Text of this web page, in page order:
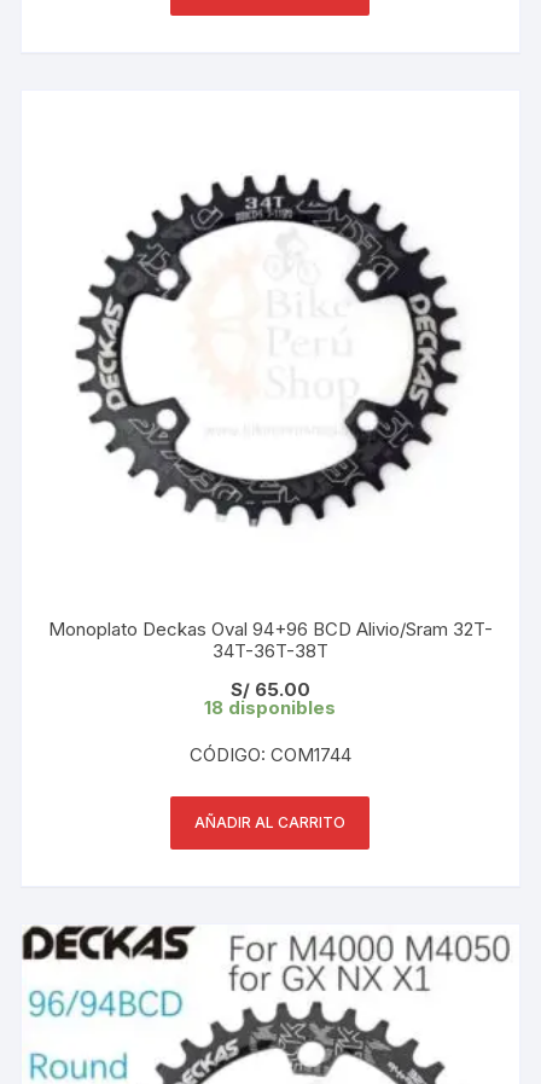
Monoplato Deckas Oval 94+96 BCD Alivio/Sram 32T-
34T-36T-38T
S/65.00
18 disponibles
CÓDIGO: COM1744
AÑADIR AL CARRITO